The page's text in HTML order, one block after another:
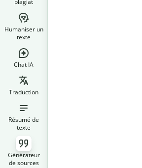
plagiat
Humaniser un
texte
Chat IA
Traduction
Résumé de
texte
Générateur
de sources